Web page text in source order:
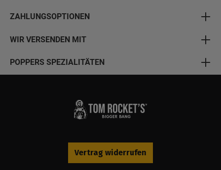
ZAHLUNGSOPTIONEN
WIR VERSENDEN MIT
POPPERS SPEZIALITÄTEN
Vertrag widerrufen